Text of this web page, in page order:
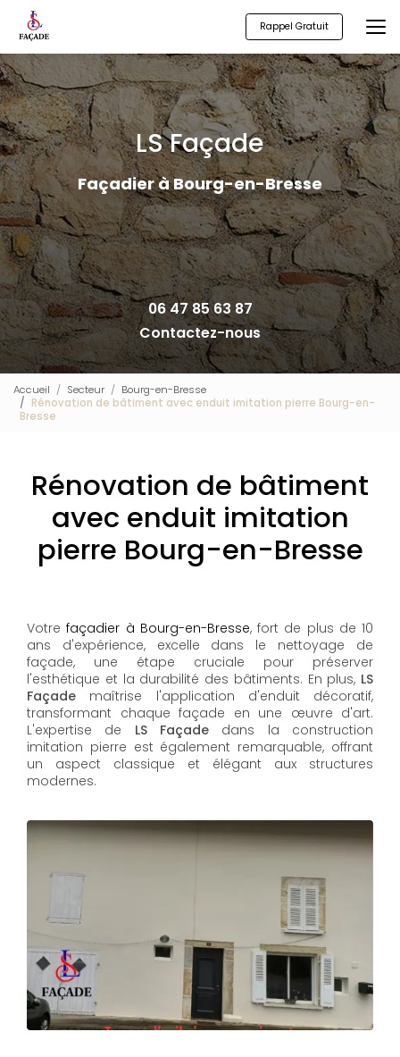
contenu
principal
Rappel Gratuit
LS Façade
Façadier à Bourg-en-Bresse
06 47 85 63 87
Contactez-nous
Accueil Secteur
Bourg-en-Bresse
Rénovation de bâtiment avec enduit imitation pierre Bourg-en-
Bresse
Rénovation de bâtiment
avec enduit imitation
pierre Bourg-en-Bresse
Votrefaçadier à Bourg-en-Bresse, fort de plus de 10
ans d'expérience, excelle dans le nettoyage de
façade, une étape cruciale pour préserver
l'esthétique et la durabilité des bâtiments. En plus, LS
Façade maîtrise l'application d'enduit décoratif,
transformant chaque façade en une œuvre d'art.
L'expertise de LS Façade dans la construction
imitation pierre est également remarquable, offrant
un aspect classique et élégant aux structures
modernes.